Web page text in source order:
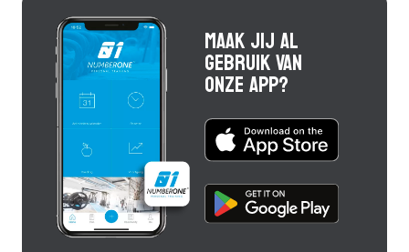
MAAK JIJ AL
GEBRUIK VAN
ONZE APP?